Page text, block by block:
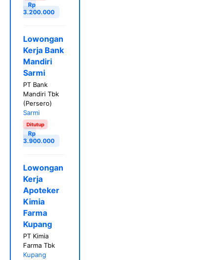
Rp
3.200.000
Lowongan
Kerja Bank
Mandiri
Sarmi
PT Bank
Mandiri Tbk
(Persero)
Sarmi
Ditutup
Rp
3.900.000
Lowongan
Kerja
Apoteker
Kimia
Farma
Kupang
PT Kimia
Farma Tbk
Kupang